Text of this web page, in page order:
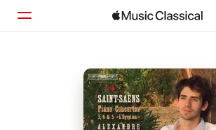
Explorar